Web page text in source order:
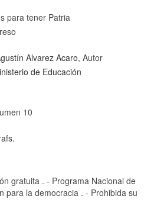
para tener Patria
Alvarez Acaro, Autor
de Educación
10
gratuita . - Programa Nacional de
para la democracia . - Prohibida su